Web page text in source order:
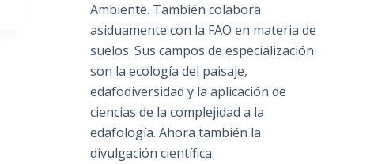
Ambiente. También colabora
asiduamente con la FAO en materia de
suelos. Sus campos de especialización
son la ecología del paisaje,
edafodiversidad y la aplicación de
ciencias de la complejidad a la
edafología. Ahora también la
divulgación científica.